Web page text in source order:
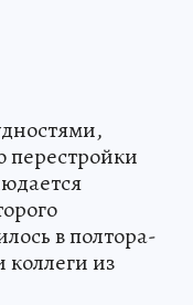
в полтора-
коллеги из